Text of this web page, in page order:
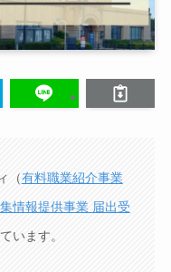
（有料職業紹介事業
情報提供事業 届出受
います。